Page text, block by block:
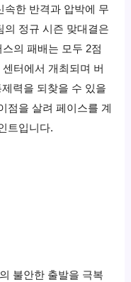
속한 반격과 압박에 무
의 정규 시즌 맞대결은
의 패배는 모두 2점
터에서 개최되며 버
력을 되찾을 수 있을
점을 살려 페이스를 계
트입니다.
불안한 출발을 극복